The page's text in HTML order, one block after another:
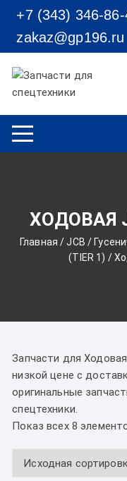
Перейти к содержимому
+7 (343) 346-
zakaz@gp196.ru
ХОДОВАЯ
Главная /JCB /
(TIER 1) /
Запчасти для
низкой цене с
оригинальные
спецтехники.
Показ всех 8